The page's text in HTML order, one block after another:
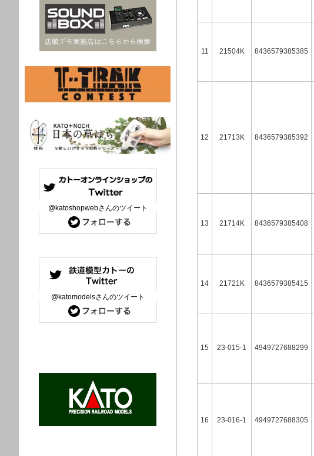
11 21504K
8436579385385
12 21713K 8436579385392
13 21714K
8436579385408
14 21721K
8436579385415
15 23-015-1 4949727688299
16 23-016-1 4949727688305
@katoshopwebさんのツイート
@katomodelsさんのツイート